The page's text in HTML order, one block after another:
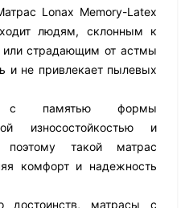
Lonax Memory-Latex
людям, склонным к
или страдающим от астмы
и не привлекает пылевых
с памятью формы
износостойкостью и
поэтому такой матрас
комфорт и надежность
достоинств, матрасы с